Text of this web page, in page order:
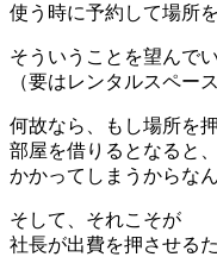
使う時に予約して場所を
そういうことを望んで
（要はレンタルスペー
何故なら、もし場所を
部屋を借りるとなると
かかってしまうからなん
そして、それこそが
社長が出費を押させる